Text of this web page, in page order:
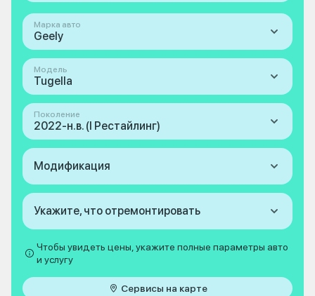
Марка авто
Geely
Модель
Tugella
Поколение
2022-н.в. (I Рестайлинг)
Модификация
Укажите, что отремонтировать
Чтобы увидеть цены, укажите полные параметры авто
и услугу
Сервисы на карте